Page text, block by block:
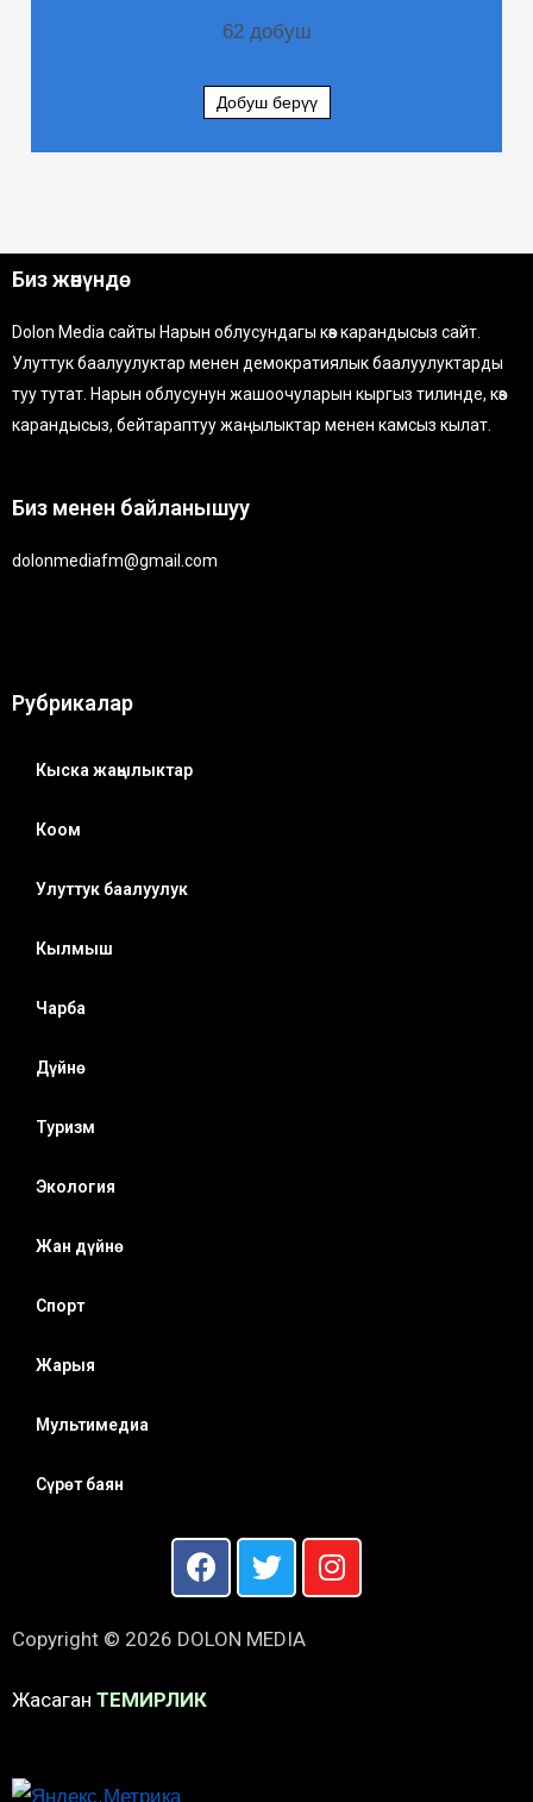
62добуш
Добуш берүү
Биз жөнүндө
Dolon Media сайты Нарын облусундагы көз карандысыз сайт.
Улуттук баалуулуктар менен демократиялык баалуулуктарды
туу тутат. Нарын облусунун жашоочуларын кыргыз тилинде, көз
карандысыз, бейтараптуу жаңылыктар менен камсыз кылат.
Биз менен байланышуу
dolonmediafm@gmail.com
Рубрикалар
Кыска жаңылыктар
Коом
Улуттук баалуулук
Кылмыш
Чарба
Дүйнө
Туризм
Экология
Жан дүйнө
Спорт
Жарыя
Мультимедиа
Сүрөт баян
Copyright © 2026 DOLON MEDIA
Жасаган ТЕМИРЛИК